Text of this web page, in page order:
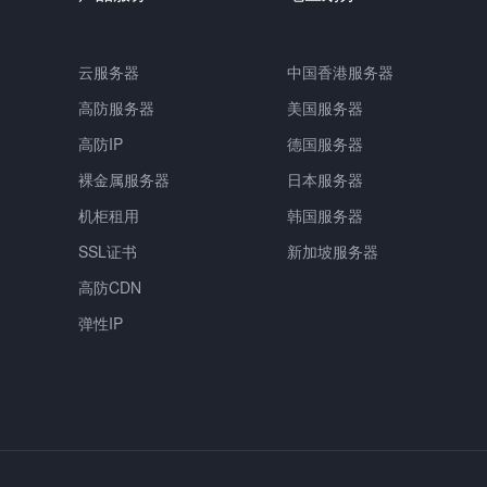
云服务器
高防服务器
高防IP
裸金属服务器
机柜租用
SSL证书
高防CDN
弹性IP
中国香港服务器
美国服务器
德国服务器
日本服务器
韩国服务器
新加坡服务器